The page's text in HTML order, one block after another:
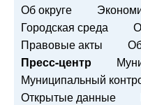
Об округе
Городская среда
Правовые акты
Пресс-центр
Муниципальный
Открытые данные